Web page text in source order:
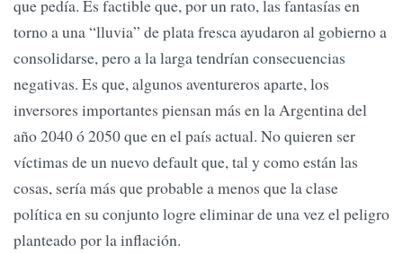
que pedía. Es factible que, por un rato, las fantasías en
torno a una “lluvia” de plata fresca ayudaron al gobierno a
consolidarse, pero a la larga tendrían consecuencias
negativas. Es que, algunos aventureros aparte, los
inversores importantes piensan más en la Argentina del
año 2040 ó 2050 que en el país actual. No quieren ser
víctimas de un nuevo default que, tal y como están las
cosas, sería más que probable a menos que la clase
política en su conjunto logre eliminar de una vez el peligro
planteado por la inflación.